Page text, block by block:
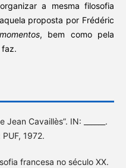
a mesma filosofia
proposta por Frédéric
momentos, bem como pela
faz.
Cavaillès”. IN: ______.
1972.
francesa no século XX.